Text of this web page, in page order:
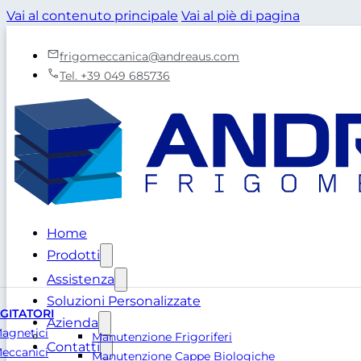
Vai al contenuto principale Vai al piè di pagina
frigomeccanica@andreaus.com
Tel. +39 049 685736
Home
Prodotti
Assistenza
Manutenzione Frigoriferi
Manutenzione Cappe Biologiche
Soluzioni Personalizzate
Azienda
Contatti